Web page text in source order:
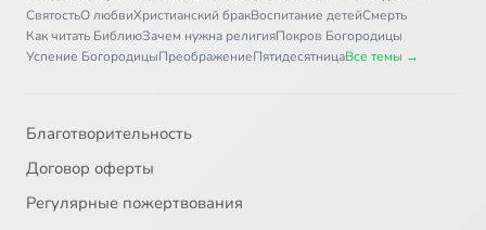
СвятостьО любвиХристианский бракВоспитание детейСмерть
Как читать БиблиюЗачем нужна религияПокров Богородицы
Успение БогородицыПреображениеПятидесятницаВсе темы →
Благотворительность
Договор оферты
Регулярные пожертвования